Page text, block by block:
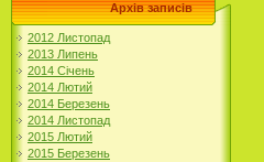
Архів записів
2012 Листопад
2013 Липень
2014 Січень
2014 Лютий
2014 Березень
2014 Листопад
2015 Лютий
2015 Березень